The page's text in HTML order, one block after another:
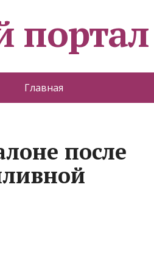
портал
Главная
после